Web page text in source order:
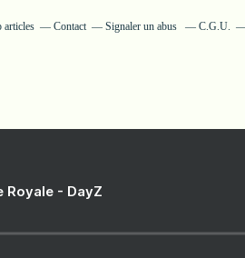
articles Contact Signaler un abus C.G.U.
Royale - DayZ